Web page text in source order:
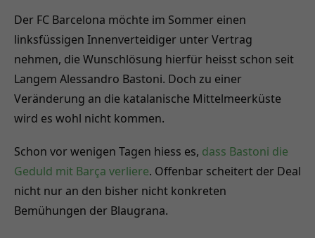
Der FC Barcelona möchte im Sommer einen
linksfüssigen Innenverteidiger unter Vertrag
nehmen, die Wunschlösung hierfür heisst schon seit
Langem Alessandro Bastoni. Doch zu einer
Veränderung an die katalanische Mittelmeerküste
wird es wohl nicht kommen.
Schon vor wenigen Tagen hiess es, dass Bastoni die
Geduld mit Barça verliere. Offenbar scheitert der Deal
nicht nur an den bisher nicht konkreten
Bemühungen der Blaugrana.